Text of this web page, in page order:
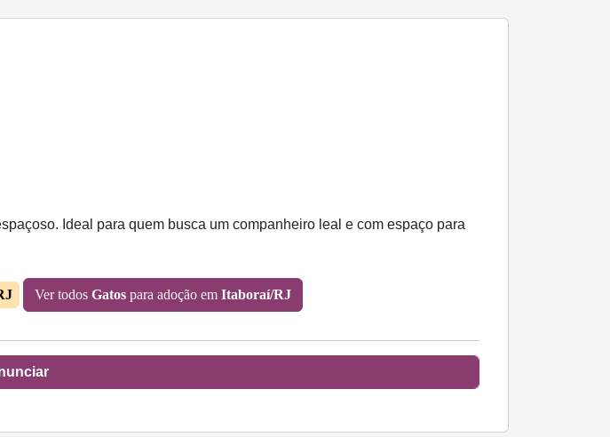
Ideal para quem busca um companheiro leal e com espaço para
Ver todos Gatos para adoção em Itaboraí/RJ